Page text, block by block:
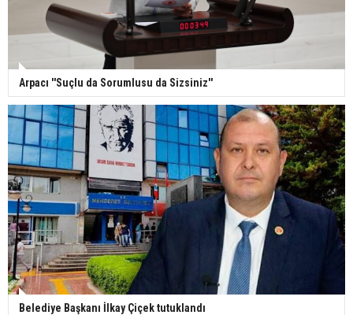
Arpacı ''Suçlu da Sorumlusu da Sizsiniz''
Belediye Başkanı İlkay Çiçek tutuklandı